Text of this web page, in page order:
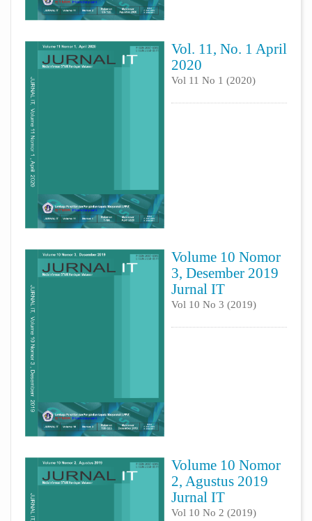
Vol. 11, No. 1 April
2020
Vol 11 No 1 (2020)
Volume 10 Nomor
3, Desember 2019
Jurnal IT
Vol 10 No 3 (2019)
Volume 10 Nomor
2, Agustus 2019
Jurnal IT
Vol 10 No 2 (2019)